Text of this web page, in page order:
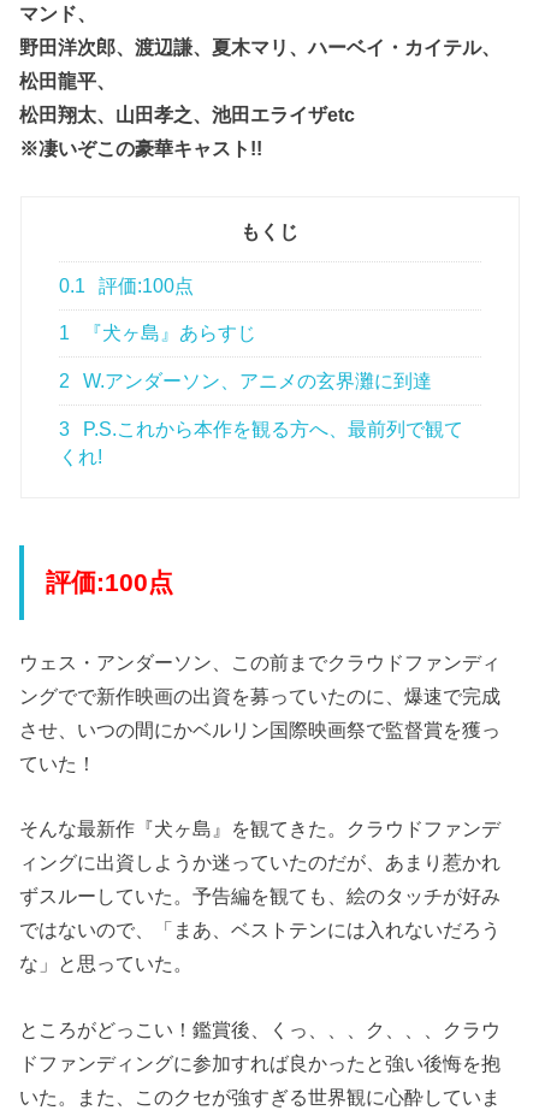
マンド、
野田洋次郎、渡辺謙、夏木マリ、ハーベイ・カイテル、
松田龍平、
松田翔太、山田孝之、池田エライザetc
※凄いぞこの豪華キャスト!!
もくじ
0.1 評価:100点
1 『犬ヶ島』あらすじ
2 W.アンダーソン、アニメの玄界灘に到達
3
P.S.これから本作を観る方へ、最前列で観て
くれ!
評価:100点
ウェス・アンダーソン、この前までクラウドファンディ
ングでで新作映画の出資を募っていたのに、爆速で完成
させ、いつの間にかベルリン国際映画祭で監督賞を獲っ
ていた！
そんな最新作『犬ヶ島』を観てきた。クラウドファンデ
ィングに出資しようか迷っていたのだが、あまり惹かれ
ずスルーしていた。予告編を観ても、絵のタッチが好み
ではないので、「まあ、ベストテンには入れないだろう
な」と思っていた。
ところがどっこい！鑑賞後、くっ、、、ク、、、クラウ
ドファンディングに参加すれば良かったと強い後悔を抱
いた。また、このクセが強すぎる世界観に心酔していま